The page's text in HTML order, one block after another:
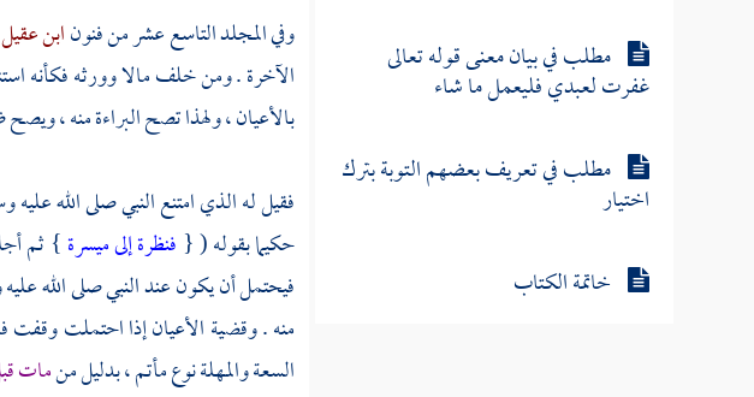
مطلب في بيان معنى قوله تعالى
غفرت لعبدي فليعمل ما شاء
مطلب في تعريف بعضهم التوبة بترك
اختيار
خاتمة الكتاب
وفي المجلد التاسع عشر من فنونابن عقيل
الآخرة . ومن خلف مالا وورثه فكأنه
بالأعيان ، ولهذا تصح البراءة منه ،
فقيل له الذي امتنع النبي صلى الله
حكيما بقوله ( {فنظرة إلى ميسرة} ثم
فيحتمل أن يكون عند النبي صلى الله
منه . وقضية الأعيان إذا احتملت
السعة والمهلة نوع مأتم ، بدليل منمات